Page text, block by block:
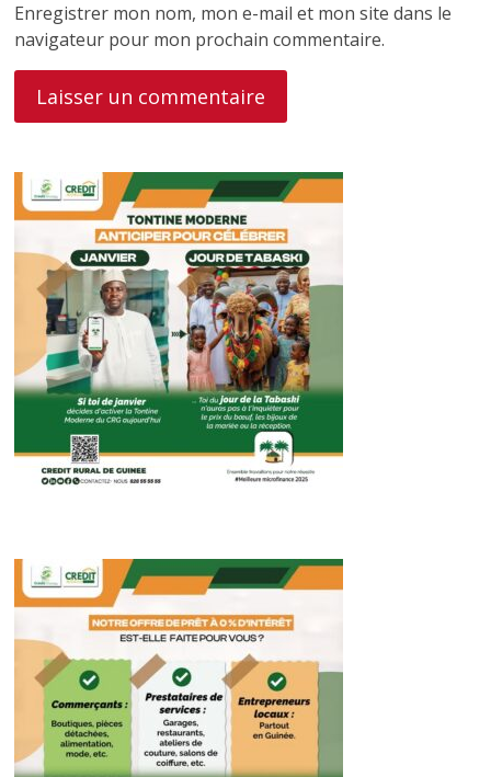
Enregistrer mon nom, mon e-mail et mon site dans le
navigateur pour mon prochain commentaire.